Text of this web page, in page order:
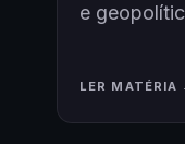
e
LER MATÉRIA